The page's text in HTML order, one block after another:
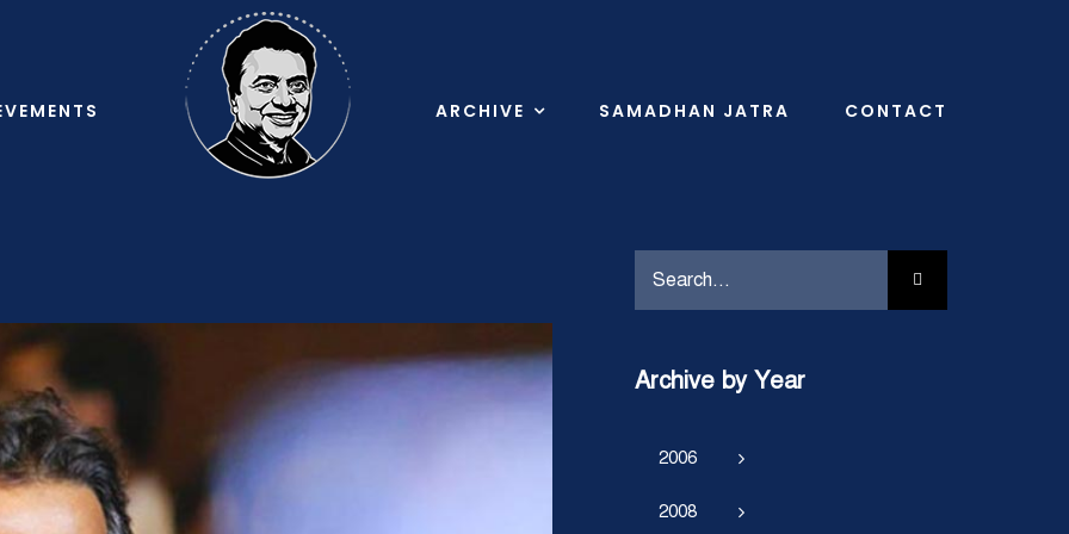
ARCHIVE SAMADHAN JATRA CONTACT
Archive by Year
2006
2008